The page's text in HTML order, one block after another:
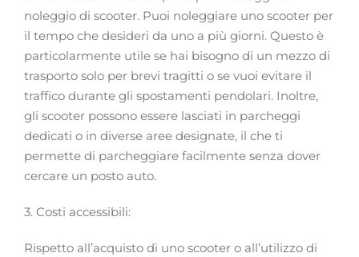
noleggio di scooter. Puoi noleggiare uno scooter per
il tempo che desideri da uno a più giorni. Questo è
particolarmente utile se hai bisogno di un mezzo di
trasporto solo per brevi tragitti o se vuoi evitare il
traffico durante gli spostamenti pendolari. Inoltre,
gli scooter possono essere lasciati in parcheggi
dedicati o in diverse aree designate, il che ti
permette di parcheggiare facilmente senza dover
cercare un posto auto.
3. Costi accessibili:
Rispetto all’acquisto di uno scooter o all’utilizzo di